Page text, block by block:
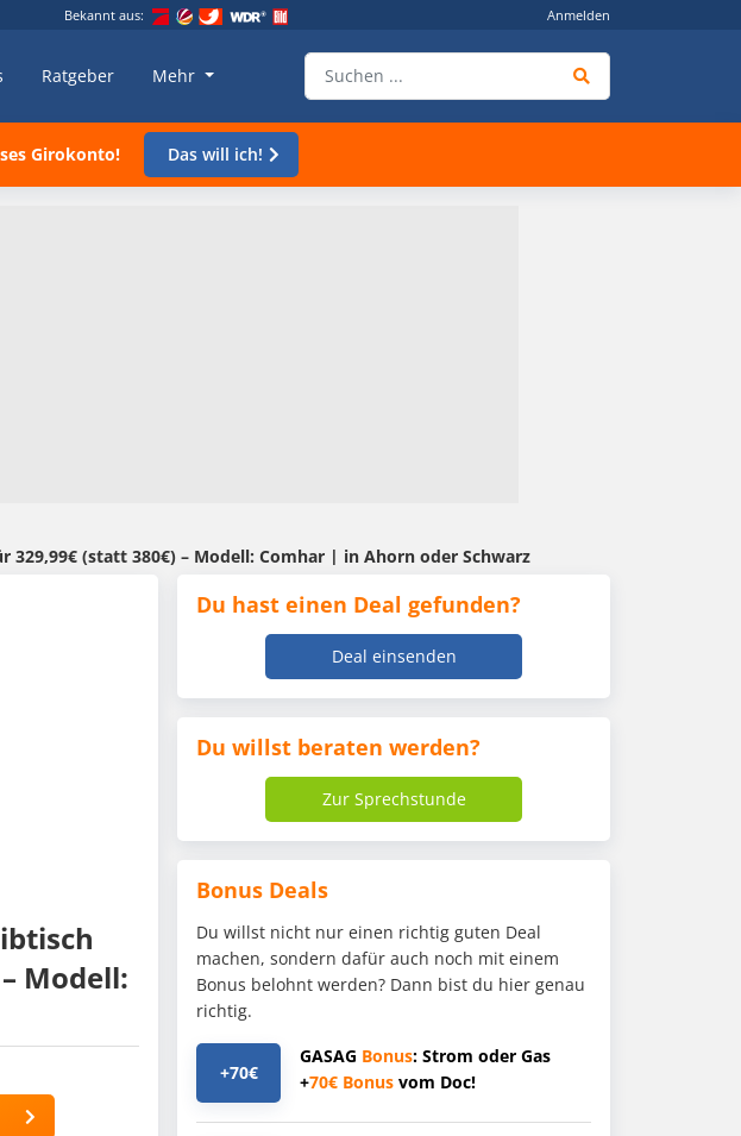
Bekannt aus: Anmelden
Ratgeber Mehr
Girokonto! Das will ich!
(statt 380€) – Modell: Comhar | in Ahorn oder Schwarz
Modell:
Du hast einen Deal gefunden?
Deal einsenden
Du willst beraten werden?
Zur Sprechstunde
Bonus Deals
Du willst nicht nur einen richtig guten Deal
machen, sondern dafür auch noch mit einem
Bonus belohnt werden? Dann bist du hier genau
richtig.
+70€
GASAG Bonus: Strom oder Gas
+70€ Bonus vom Doc!